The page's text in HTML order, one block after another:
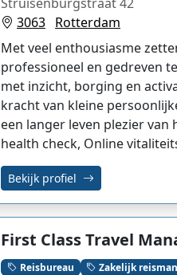
3063 Rotterdam
Met veel enthousiasme
professioneel en gedreven
met inzicht, borging en
kracht van kleine
een langer leven plezier
health check, Online
Bekijk profiel
First Class Travel
Reisbureau Zakelijk